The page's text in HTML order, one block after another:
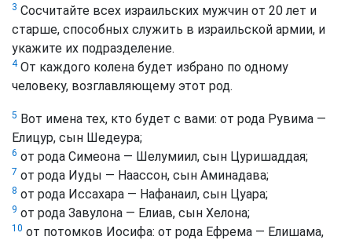
3 Сосчитайте всех израильских мужчин от 20 лет и
старше, способных служить в израильской армии, и
укажите их подразделение.
4От каждого колена будет избрано по одному
человеку, возглавляющему этот род.
5 Вот имена тех, кто будет с вами: от рода Рувима —
Елицур, сын Шедеура;
6 от рода Симеона — Шелумиил, сын Цуришаддая;
7 от рода Иуды — Наассон, сын Аминадава;
8 от рода Иссахара — Нафанаил, сын Цуара;
9 от рода Завулона — Елиав, сын Хелона;
10 от потомков Иосифа: от рода Ефрема — Елишама,